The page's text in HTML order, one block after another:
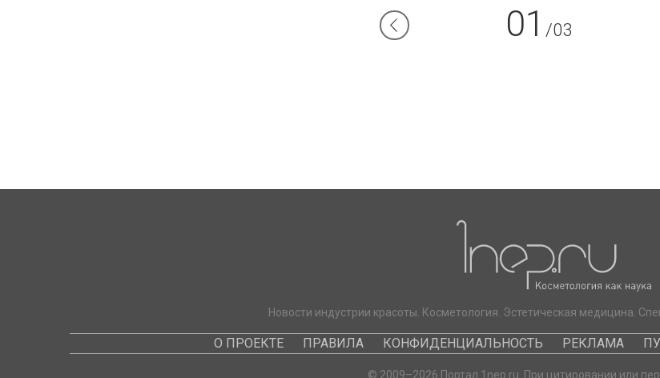
01 /03
Новости индустрии красоты. Косметология. Эстетическая медицина.
О ПРОЕКТЕ ПРАВИЛА КОНФИДЕНЦИАЛЬНОСТЬ РЕКЛАМА
© 2009–2026 Портал 1nep.ru. При цитировании или